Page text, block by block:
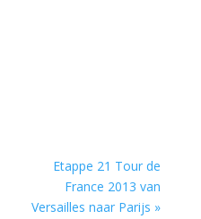
Etappe 21 Tour de
France 2013 van
Versailles naar Parijs »